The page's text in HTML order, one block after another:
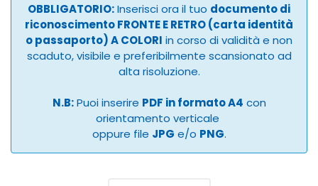
OBBLIGATORIO:Inserisci ora il tuo documento di
riconoscimento FRONTE E RETRO (carta identità
o passaporto) A COLORI in corso di validità e non
scaduto, visibile e preferibilmente scansionato ad
alta risoluzione.
N.B:Puoi inserire PDF in formato A4 con
orientamento verticale
oppure file JPG e/o PNG.